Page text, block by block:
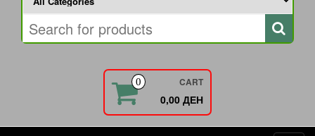
0 CART
0,00 ДЕН